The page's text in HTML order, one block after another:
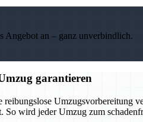
Angebot an – ganz unverbindlich.
garantieren
Umzugsvorbereitung
wird jeder Umzug zum